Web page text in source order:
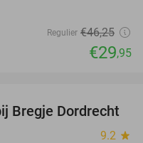
Regulier €46,25
€29,95
12%
Bregje Dordrecht
9.2 star